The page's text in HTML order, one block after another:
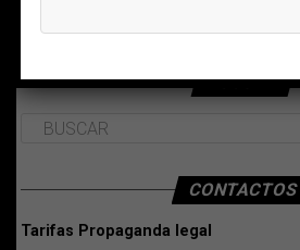
BUSCAR
CONTACTOS
Tarifas Propaganda legal